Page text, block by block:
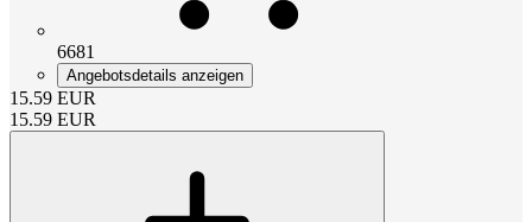
6681
Angebotsdetails anzeigen
15.59 EUR
15.59 EUR